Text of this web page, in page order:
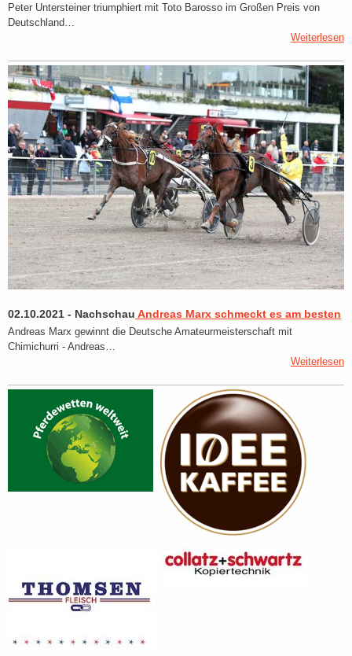
Peter Untersteiner triumphiert mit Toto Barosso im Großen Preis von
Deutschland…
Weiterlesen
02.10.2021 - Nachschau Andreas Marx schmeckt es am besten
Andreas Marx gewinnt die Deutsche Amateurmeisterschaft mit
Chimichurri - Andreas…
Weiterlesen